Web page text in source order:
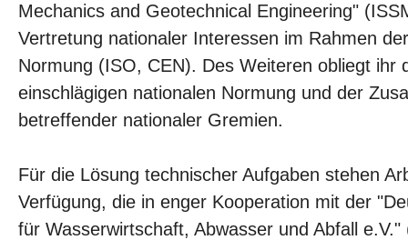
Mechanics and Geotechnical Engineering"
Vertretung nationaler Interessen im Rahmen
Normung (ISO, CEN). Des Weiteren obliegt ihr
einschlägigen nationalen Normung und der
betreffender nationaler Gremien.
Für die Lösung technischer Aufgaben stehen
Verfügung, die in enger Kooperation mit der
für Wasserwirtschaft, Abwasser und Abfall e.V."